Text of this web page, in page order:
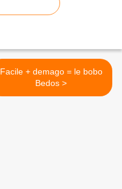
Facile + demago = le bobo
Bedos >